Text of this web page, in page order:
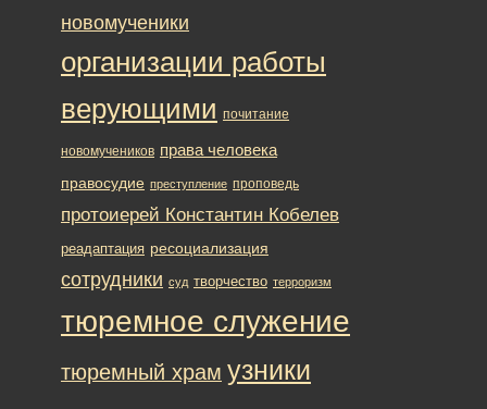
новомученики
организации работы
верующими почитание
новомучеников права человека
правосудие преступление проповедь
протоиерей Константин Кобелев
реадаптация ресоциализация
сотрудники суд творчество терроризм
тюремное служение
тюремный храм узники